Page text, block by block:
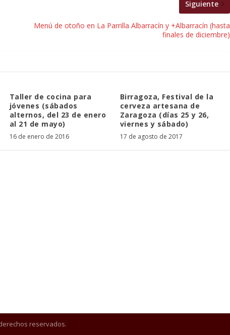
Siguiente
Menú de otoño en La Parrilla Albarracín y +Albarracín (hasta
finales de diciembre)
Taller de cocina para
jóvenes (sábados
alternos, del 23 de enero
al 21 de mayo)
16 de enero de 2016
Birragoza, Festival de la
cerveza artesana de
Zaragoza (días 25 y 26,
viernes y sábado)
17 de agosto de 2017
reservados.